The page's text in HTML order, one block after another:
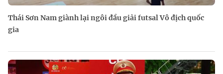
Thái Sơn Nam giành lại ngôi đầu giải futsal Vô địch quốc
gia